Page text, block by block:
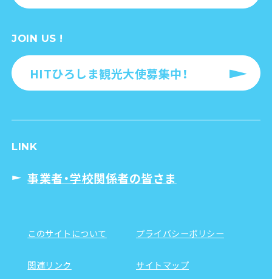
JOIN US !
HITひろしま観光大使募集中！
LINK
事業者・学校関係者の皆さま
このサイトについて プライバシーポリシー
関連リンク サイトマップ